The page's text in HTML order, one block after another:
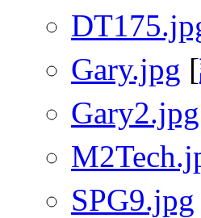
Gary.jpg [
Gary2.jpg
SPG9.jpg